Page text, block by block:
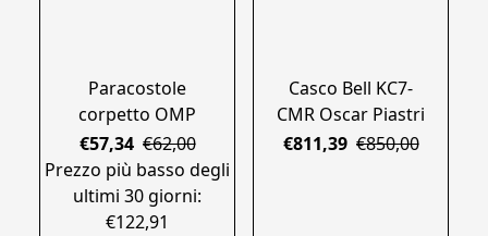
Paracostole
corpetto OMP
€57,34 €62,00
Prezzo più basso degli
ultimi 30 giorni:
€122,91
Casco Bell KC7-
CMR Oscar Piastri
€811,39 €850,00